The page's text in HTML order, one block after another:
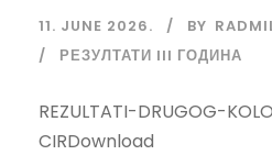
11. JUNE 2026. BY
РЕЗУЛТАТИ III ГОДИНА
REZULTATI-DRUGOG-
CIRDownload